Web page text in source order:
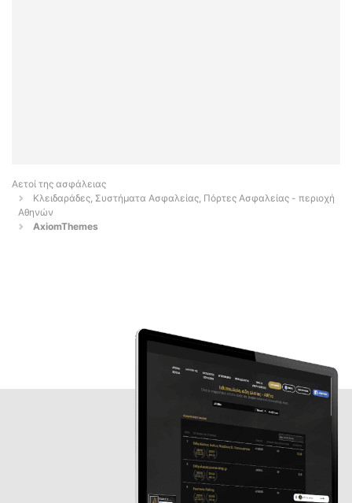
Αετοί της ασφάλειας
Κλειδαράδες, Συστήματα Ασφαλείας, Πόρτες Ασφαλείας - περιοχή
Αθηνών
AxiomThemes